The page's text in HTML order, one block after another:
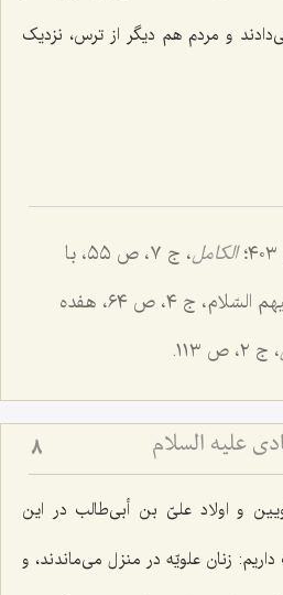
و مردم هم دیگر از ترس، نزدیک
الکامل
، ج ٧، ص ٥٥، با
علیهم السّلام، ج ٤، ص ٦٤، هفده
، ج ٢، ص ١١٣.
علیه السلام 8
و اولاد علیّ بن أبی‌طالب در این
زنان علویّه در منزل می‌ماندند، و